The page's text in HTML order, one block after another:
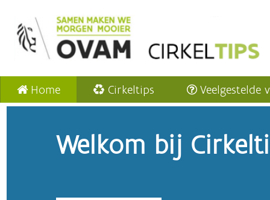
Home Cirkeltips Veelgestelde
Welkom bij